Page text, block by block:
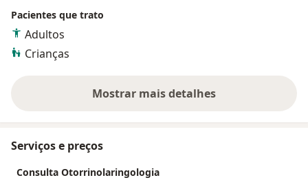
Pacientes que trato
Adultos
Crianças
Mostrar mais detalhes
sobre a experiência
Serviços e preços
Consulta Otorrinolaringologia